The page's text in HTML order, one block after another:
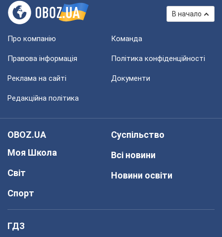
В начало
Про компанію Команда
Правова інформація Політика конфіденційності
Реклама на сайті Документи
Редакційна політика
OBOZ.UA
Моя Школа
Світ
Спорт
Суспільство
Всі новини
Новини освіти
ГДЗ